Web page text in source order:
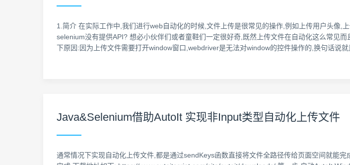
1.简介 在实际工作中,我们进行web自动化的时候,文件上传是很常见的操作,例如上传用户头像,
selenium没有提供API? 想必小伙伴们或者童鞋们一定很好奇,既然上传文件在自动化这么常见
下原因:因为上传文件需要打开window窗口,webdriver是无法对window的控件操作的,换句话说
Java&Selenium借助AutoIt 实现非Input类型自动化上传文件
通常情况下实现自动化上传文件,都是通过sendKeys函数直接将文件全路径传给页面空间就能